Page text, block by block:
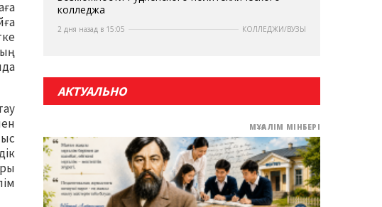
колледжа
2 дня назад в 15:05 КОЛЛЕДЖИ/ВУЗЫ
АКТУАЛЬНО
МҰҒАЛІМ МІНБЕРІ